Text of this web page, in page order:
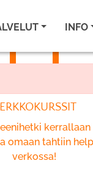
INFO
omaan tahtiin
verkossa!